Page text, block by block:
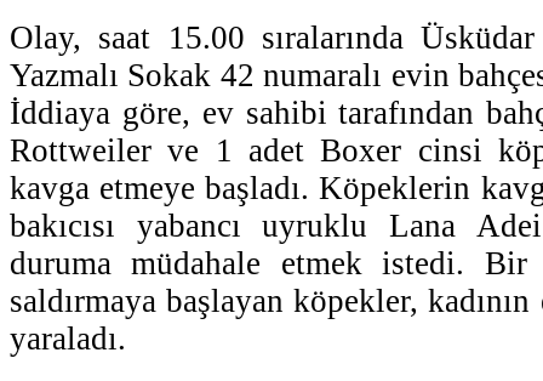
Olay, saat 15.00 sıralarında
Yazmalı Sokak 42 numaralı evin
İddiaya göre, ev sahibi tarafından
Rottweiler ve 1 adet Boxer cinsi
kavga etmeye başladı. Köpeklerin
bakıcısı yabancı uyruklu Lana
duruma müdahale etmek istedi. Bir
saldırmaya başlayan köpekler,
yaraladı.